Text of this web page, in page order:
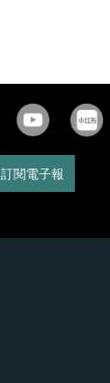
訂閱電子報